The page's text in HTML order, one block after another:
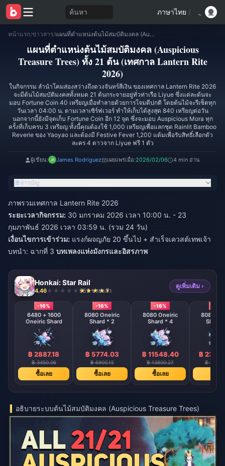
ค้นหา ภาษาไทย /
หน้าแรก/ข่าวสาร/ แผนที่ตำแหน่งต้นไม้สมบัติมงคล (Auspicious Treasure Trees) ทั้ง 21 ต้น (เทศกาล Lantern Rite 2026)
แผนที่ตำแหน่งต้นไม้สมบัติมงคล (Auspicious
Treasure Trees) ทั้ง 21 ต้น (เทศกาล Lantern Rite
2026)
ในกิจกรรม ลำนำโคมส่องสว่างถึงดวงจันทร์สีเงิน ของเทศกาล Lantern Rite 2026
จะมีต้นไม้สมบัติมงคลทั้งหมด 21 ต้นกระจายอยู่ทั่วท่าเรือ Liyue ซึ่งแต่ละต้นจะ
มอบ Fortune Coin 40 เหรียญเมื่อทำลายด้วยการโจมตีปกติ โดยต้นไม้จะรีเซ็ตทุก
วันเวลา 04:00 น. ตามเวลาเซิร์ฟเวอร์ ทำให้เก็บได้สูงสุด 840 เหรียญต่อวัน
นอกจากนี้ยังมีจุดเก็บ Fortune Coin อีก 12 จุด ซึ่งจะมอบ Auspicious Mora ทุก
ครั้งที่เก็บครบ 3 เหรียญ ทั้งนี้คุณต้องใช้ 1,000 เหรียญเพื่อแลกชุด Rainlit Bamboo
Reverie ของ Yaoyao และต้องมี Festive Fever 1,200 แต้มเพื่อรับสิทธิ์เลือกตัว
ละคร 4 ดาวจาก Liyue ฟรี 1 ตัว
ผู้เขียน: James Rodriguez เผยแพร่เมื่อ:2026/02/06 4 min อ่าน
สารบัญ
ภาพรวมเทศกาล Lantern Rite 2026
ระยะเวลากิจกรรม: 30 มกราคม 2026 เวลา 10:00 น. - 23
กุมภาพันธ์ 2026 เวลา 03:59 น. (รวม 24 วัน)
เงื่อนไขการเข้าร่วม: แรงก์ผจญภัย 20 ขึ้นไป + สำเร็จเควสต์เทพเจ้า
บทนำ: ฉากที่ 3 บทเพลงแห่งมังกรและอิสรภาพ
Honkai: Star Rail
4.46 959 ขายแล้ว
ดูเพิ่มเติม ›
-16%
6480 + 1600
Oneiric Shard
฿ 2887.18
฿ 3450.06
ซื้อเลย
-16%
8080 Oneiric
Shard * 2
฿ 5774.03
฿ 6900.15
ซื้อเลย
-16%
8080 Oneiric
Shard * 4
฿ 11548.40
฿ 13800.27
ซื้อเลย
8080
Shard
฿
฿
อธิบายระบบต้นไม้สมบัติมงคล (Auspicious Treasure Trees)